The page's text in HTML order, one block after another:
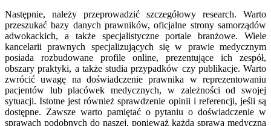
Następnie, należy przeprowadzić szczegółowy research. Warto
przeszukać bazy danych prawników, oficjalne strony samorządów
adwokackich, a także specjalistyczne portale branżowe. Wiele
kancelarii prawnych specjalizujących się w prawie medycznym
posiada rozbudowane profile online, prezentujące ich zespół,
obszary praktyki, a także studia przypadków czy publikacje. Warto
zwrócić uwagę na doświadczenie prawnika w reprezentowaniu
pacjentów lub placówek medycznych, w zależności od swojej
sytuacji. Istotne jest również sprawdzenie opinii i referencji, jeśli są
dostępne. Zawsze warto pamiętać o pytaniu o doświadczenie w
sprawach podobnych do naszej, ponieważ każda sprawa medyczna